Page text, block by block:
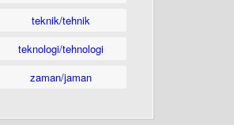
teknik/tehnik
teknologi/tehnologi
zaman/jaman